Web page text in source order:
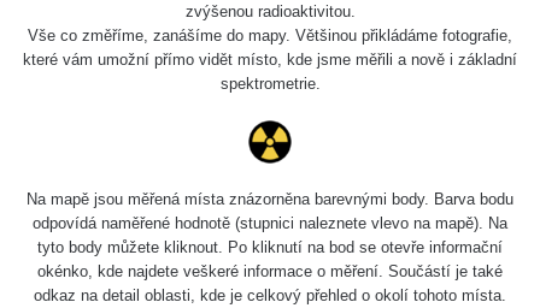
Místa měřená od: Miroslav
zvýšenou radioaktivitou.
Vše co změříme, zanášíme do mapy. Většinou přikládáme fotografie,
které vám umožní přímo vidět místo, kde jsme měřili a nově i základní
spektrometrie.
Na mapě jsou měřená místa znázorněna barevnými body. Barva bodu
odpovídá naměřené hodnotě (stupnici naleznete vlevo na mapě). Na
tyto body můžete kliknout. Po kliknutí na bod se otevře informační
okénko, kde najdete veškeré informace o měření. Součástí je také
odkaz na detail oblasti, kde je celkový přehled o okolí tohoto místa.